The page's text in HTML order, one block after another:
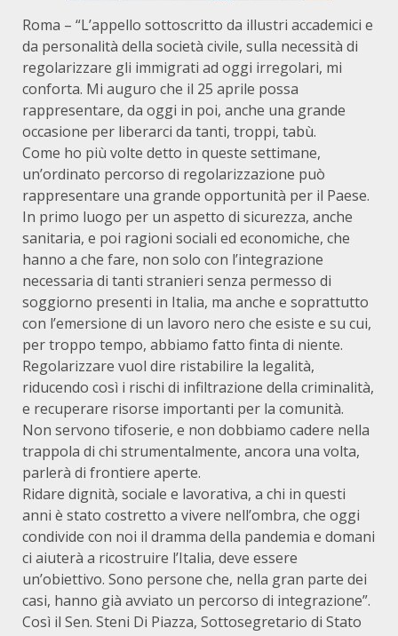
Roma – “L’appello sottoscritto da illustri accademici e
da personalità della società civile, sulla necessità di
regolarizzare gli immigrati ad oggi irregolari, mi
conforta. Mi auguro che il 25 aprile possa
rappresentare, da oggi in poi, anche una grande
occasione per liberarci da tanti, troppi, tabù.
Come ho più volte detto in queste settimane,
un’ordinato percorso di regolarizzazione può
rappresentare una grande opportunità per il Paese.
In primo luogo per un aspetto di sicurezza, anche
sanitaria, e poi ragioni sociali ed economiche, che
hanno a che fare, non solo con l’integrazione
necessaria di tanti stranieri senza permesso di
soggiorno presenti in Italia, ma anche e soprattutto
con l’emersione di un lavoro nero che esiste e su cui,
per troppo tempo, abbiamo fatto finta di niente.
Regolarizzare vuol dire ristabilire la legalità,
riducendo così i rischi di infiltrazione della criminalità,
e recuperare risorse importanti per la comunità.
Non servono tifoserie, e non dobbiamo cadere nella
trappola di chi strumentalmente, ancora una volta,
parlerà di frontiere aperte.
Ridare dignità, sociale e lavorativa, a chi in questi
anni è stato costretto a vivere nell’ombra, che oggi
condivide con noi il dramma della pandemia e domani
ci aiuterà a ricostruire l’Italia, deve essere
un’obiettivo. Sono persone che, nella gran parte dei
casi, hanno già avviato un percorso di integrazione”.
Così il Sen. Steni Di Piazza, Sottosegretario di Stato